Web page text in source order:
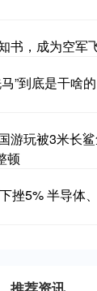
书，成为空军
马”到底是干
游玩被3米长
顿
挫5% 半导体